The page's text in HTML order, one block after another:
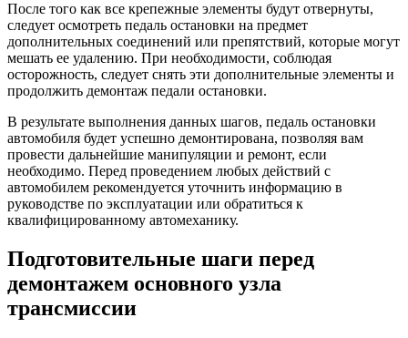
После того как все крепежные элементы будут отвернуты,
следует осмотреть педаль остановки на предмет
дополнительных соединений или препятствий, которые могут
мешать ее удалению. При необходимости, соблюдая
осторожность, следует снять эти дополнительные элементы и
продолжить демонтаж педали остановки.
В результате выполнения данных шагов, педаль остановки
автомобиля будет успешно демонтирована, позволяя вам
провести дальнейшие манипуляции и ремонт, если
необходимо. Перед проведением любых действий с
автомобилем рекомендуется уточнить информацию в
руководстве по эксплуатации или обратиться к
квалифицированному автомеханику.
Подготовительные шаги перед
демонтажем основного узла
трансмиссии